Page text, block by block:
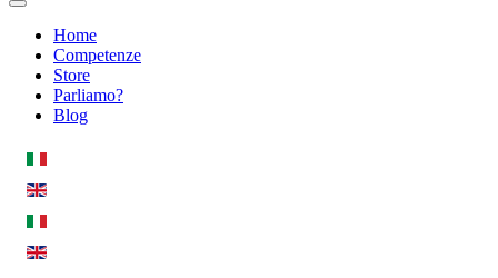
Home
Competenze
Store
Parliamo?
Blog